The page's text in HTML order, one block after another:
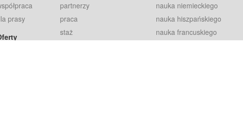
prasy
partnerzy
praca
staż
nauka niemieckiego
nauka hiszpańskiego
nauka francuskiego